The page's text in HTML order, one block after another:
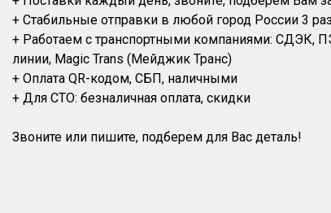
+ Стабильные отправки в любой город России 3
+ Работаем с транспортными компаниями: СДЭК,
линии, Magic Trans (Мейджик Транс)
+ Оплата QR-кодом, СБП, наличными
+ Для СТО: безналичная оплата, скидки